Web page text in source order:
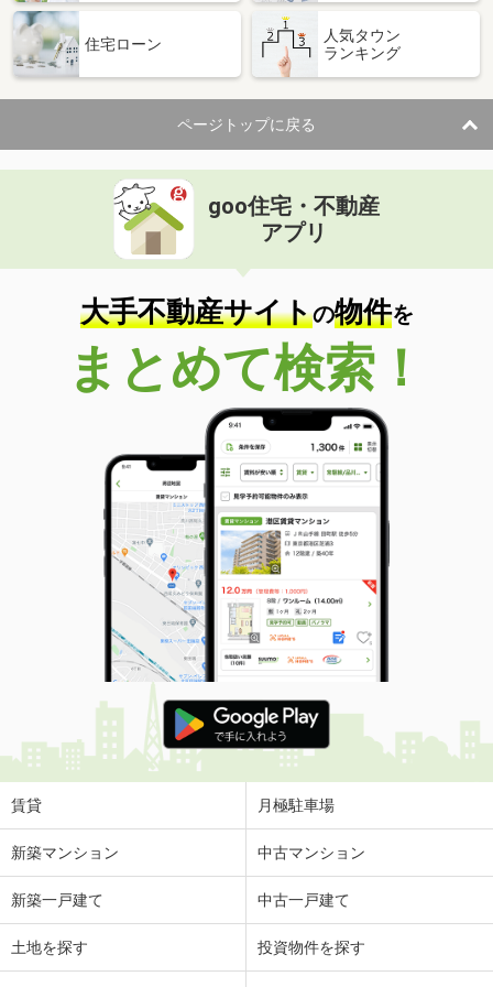
住宅ローン
人気タウン
ランキング
ページトップに戻る
goo住宅・不動産
アプリ
大手不動産サイトの物件を
まとめて検索！
賃貸 月極駐車場
新築マンション 中古マンション
新築一戸建て 中古一戸建て
土地を探す 投資物件を探す